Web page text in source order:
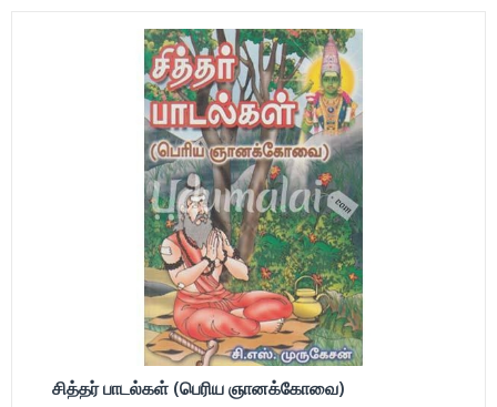
சித்தர் பாடல்கள் (பெரிய ஞானக்கோவை)